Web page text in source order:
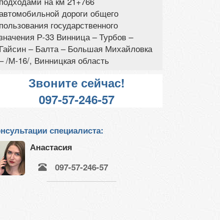
дороги общего
государственного
Р-33 Винница – Турбов –
– Балта – Большая Михайловка
/М-16/, Винницкая область
Звоните сейчас!
097-57-246-57
специалиста:
Анастасия
097-57-246-57